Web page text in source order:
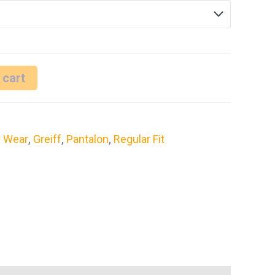
cart
Wear, Greiff, Pantalon, Regular Fit